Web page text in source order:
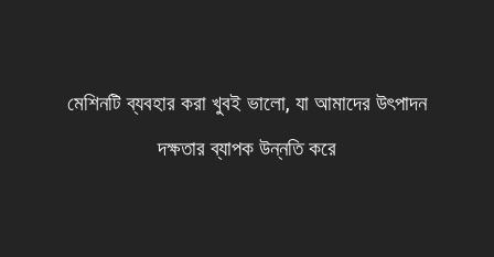
মেশিনটি ব্যবহার করা খুবই ভালো, যা আমাদের উৎপাদন
দক্ষতার ব্যাপক উন্নতি করে